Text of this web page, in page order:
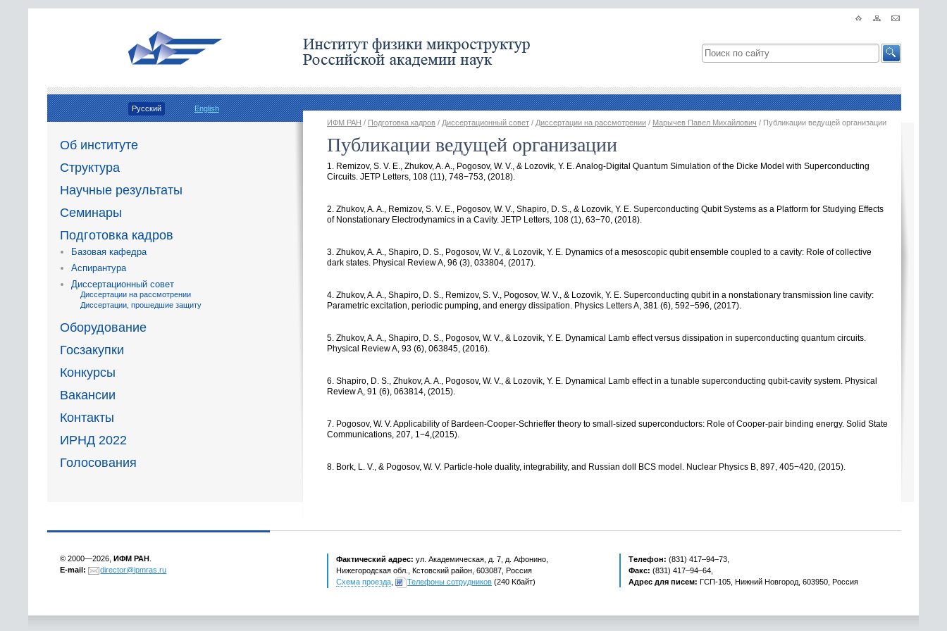
Русский English
Об институте
Структура
Научные результаты
Семинары
Подготовка кадров
Базовая кафедра
Аспирантура
Диссертационный совет
Диссертации на рассмотрении
Диссертации, прошедшие защиту
Оборудование
Госзакупки
Конкурсы
Вакансии
Контакты
ИРНД 2022
Голосования
ИФМ РАН / Подготовка кадров / Диссертационный совет / Диссертации на рассмотрении / Марычев Павел Михайлович / Публикации ведущей организации
Публикации ведущей организации
1. Remizov, S. V. E., Zhukov,A. A., Pogosov, W. V., & Lozovik, Y. E. Analog-Digital Quantum Simulation of the Dicke Model with Superconducting
Circuits. JETP Letters, 108 (11), 748−753, (2018).
2. Zhukov,A. A., Remizov, S. V. E., Pogosov, W. V., Shapiro, D. S., & Lozovik, Y. E. Superconducting Qubit Systems as a Platform for Studying Effects
of Nonstationary Electrodynamics in a Cavity. JETP Letters, 108 (1), 63−70, (2018).
3. Zhukov,A. A., Shapiro, D. S., Pogosov, W. V., & Lozovik, Y. E. Dynamics of a mesoscopic qubit ensemble coupled to a cavity: Role of collective
dark states. Physical Review A, 96 (3), 033804, (2017).
4. Zhukov,A. A., Shapiro, D. S., Remizov, S. V., Pogosov, W. V., & Lozovik, Y. E. Superconducting qubit in a nonstationary transmission line cavity:
Parametric excitation, periodic pumping, and energy dissipation. Physics Letters A, 381 (6), 592−596, (2017).
5. Zhukov,A. A., Shapiro, D. S., Pogosov, W. V., & Lozovik, Y. E. Dynamical Lamb effect versus dissipation in superconducting quantum circuits.
Physical Review A, 93 (6), 063845, (2016).
6. Shapiro, D. S., Zhukov,A. A., Pogosov, W. V., & Lozovik, Y. E. Dynamical Lamb effect in a tunable superconducting qubit-cavity system. Physical
Review A, 91 (6), 063814, (2015).
7. Pogosov, W. V. Applicability of Bardeen-Cooper-Schrieffer theory to small-sized superconductors: Role of Cooper-pair binding energy. Solid State
Communications, 207, 1−4,(2015).
8. Bork, L. V., & Pogosov, W. V. Particle-hole duality, integrability, and Russian doll BCS model. Nuclear Physics B, 897, 405−420, (2015).
© 2000—2026, ИФМ РАН
E-mail:
director@ipmras.ru
Фактический адрес: ул. Академическая, д. 7, д. Афонино,
Нижегородская обл., Кстовский район, 603087, Россия
Схема проезда
Телефоны сотрудников (240 Kбайт)
Tелефон: (831) 417–94–73,
Факс: (831) 417–94–64,
Адрес для писем: ГСП-105, Нижний Новгород, 603950, Россия